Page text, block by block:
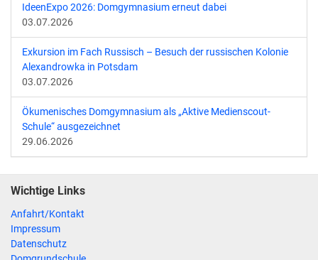
IdeenExpo 2026: Domgymnasium erneut dabei
03.07.2026
Exkursion im Fach Russisch – Besuch der russischen Kolonie
Alexandrowka in Potsdam
03.07.2026
Ökumenisches Domgymnasium als „Aktive Medienscout-
Schule“ ausgezeichnet
29.06.2026
Wichtige Links
Anfahrt/Kontakt
Impressum
Datenschutz